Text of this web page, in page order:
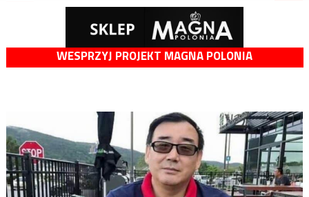
WESPRZYJ PROJEKT MAGNA POLONIA